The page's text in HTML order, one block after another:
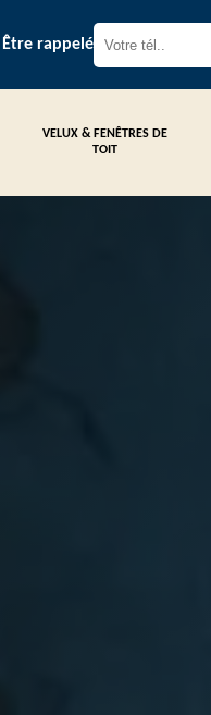
Être rappelé
VELUX & FENÊTRES DE
TOIT